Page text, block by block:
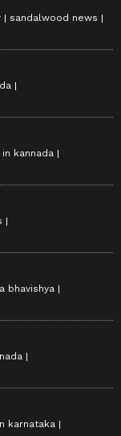
sandalwood news
kannada
bhavishya
karnataka